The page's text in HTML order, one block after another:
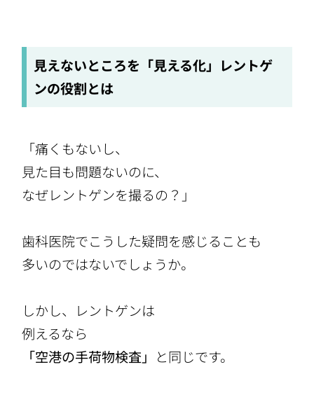
見えないところを「見える化」レントゲ
ンの役割とは
「痛くもないし、
見た目も問題ないのに、
なぜレントゲンを撮るの？」
歯科医院でこうした疑問を感じることも
多いのではないでしょうか。
しかし、レントゲンは
例えるなら
「空港の手荷物検査」 と同じです。